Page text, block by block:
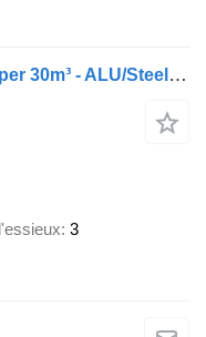
Mol MO4DAST3 3-Axle SAF - Tipper 30m³ - ALU/Steel - Disc Brakes
3